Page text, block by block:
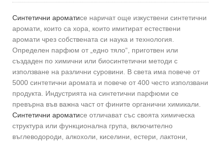
Синтетични ароматисе наричат ​​още изкуствени синтетични
аромати, които са хора, които имитират естествени
аромати чрез собствената си наука и технология.
Определен парфюм от „едно тяло“, приготвен или
създаден по химични или биосинтетични методи с
използване на различни суровини. В света има повече от
5000 синтетични аромата и повече от 400 често използвани
продукта. Индустрията на синтетични парфюми се
превърна във важна част от фините органични химикали.
Синтетични ароматисе отличават със своята химическа
структура или функционална група, включително
въглеводороди, алкохоли, киселини, естери, лактони,